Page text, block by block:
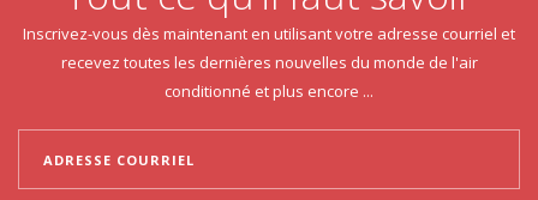
Inscrivez-vous dès maintenant en utilisant votre adresse courriel et
recevez toutes les dernières nouvelles du monde de l'air
conditionné et plus encore ...